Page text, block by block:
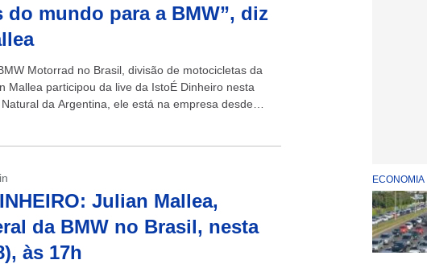
do mundo para a BMW”, diz
Motorrad no Brasil, divisão de motocicletas da
Mallea participou da live da IstoÉ Dinheiro nesta
da Argentina, ele está na empresa desde
Julian Mallea,
da BMW no Brasil, nesta
às 17h
ECONOMIA